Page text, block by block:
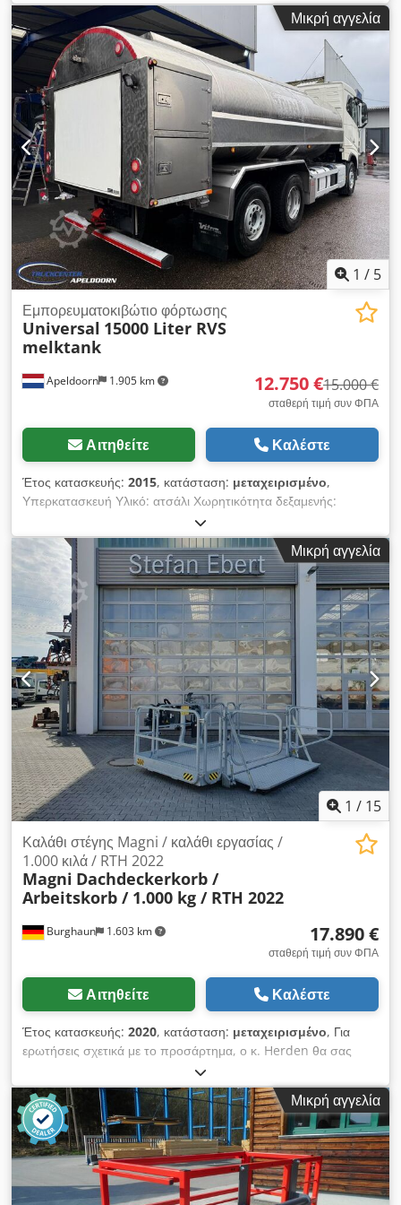
Crsdpfx Aszfwqhehbef
Μικρή αγγελία
1 / 5
Apeldoorn 1.905 km
Εμπορευματοκιβώτιο φόρτωσης
Universal 15000 Liter RVS
melktank
12.750 €15.000 €
σταθερή τιμή συν ΦΠΑ
Αιτηθείτε Καλέστε
Έτος κατασκευής: 2015, κατάσταση: μεταχειρισμένο,
Υπερκατασκευή Υλικό: ατσάλι Χωρητικότητα δεξαμενής:
15.000 λίτρα Δεξαμενή ανοξείδωτου χάλυβα Vito με
χωρητικότητα 15.000 λίτρων 4 διαμερίσματα, ΑΠΟΚΛΕΙΣΤΙΚΟ
ΦΟΡΤΗΓΟ = Περισσότερες πληροφορίες = Έτος κατασκευής:
Ιαν. 2015 Καινούργιο: Όχι Καμπίνα: μονή Μέγιστο
επιτρεπόμενο βάρος: 28.000 kg Μάρκα υπερκατασκευής: Vito
= Πληροφορίες εταιρείας = Τραπεζικά στοιχεία: Λογαριασμός
Rabobank: 39.33.10.655 IBAN: NL73RABO0393310655
Swift/BIC: RABONL2U - Επαληθεύετε πάντα τα τραπεζικά μας
στοιχεία πριν από τη συναλλαγή! - Κράτηση οχήματος είναι
δυνατή μόνο με προκαταβολή. Crodezbbm Hspfx Ahbef -
Διατηρούμε το δικαίωμα τυπογραφικών και συντακτικών λαθών
σε όλα τα προσφερόμενα οχήματα.
Μικρή αγγελία
1 / 15
Burghaun 1.603 km
Καλάθι στέγης Magni / καλάθι εργασίας /
1.000 κιλά / RTH 2022
Magni Dachdeckerkorb /
Arbeitskorb / 1.000 kg / RTH 2022
17.890 €
σταθερή τιμή συν ΦΠΑ
Αιτηθείτε Καλέστε
Έτος κατασκευής: 2020, κατάσταση: μεταχειρισμένο, Για
ερωτήσεις σχετικά με το προσάρτημα, ο κ. Herden θα σας
εξυπηρετήσει ευχαρίστως (τηλέφωνο: διαθέσιμο κατόπιν
αιτήματος). Περιστρεφόμενο και επεκτεινόμενο καλάθι εργασίας
Magni για εργασίες σε στέγες / 1.000 kg / κατάλληλο για RTH /
Έτος κατασκευής: 2022 Τιμή: 17.890,00 € καθαρό / 21.289,10
€ μικτό - Μέγιστο ωφέλιμο φορτίο: 1.000 kg - Πλάτος: 1.800
mm - Μήκος (κλειστό): 2.470 mm - Μήκος (ανοιχτό): 3.420
mm - Εμπρόσθιο άνοιγμα: 2.020 mm - Κάθοδος μπροστά:
740 mm - Περιοχή περιστροφής: +/- 90° - Μέγιστος αριθμός
Μικρή αγγελία